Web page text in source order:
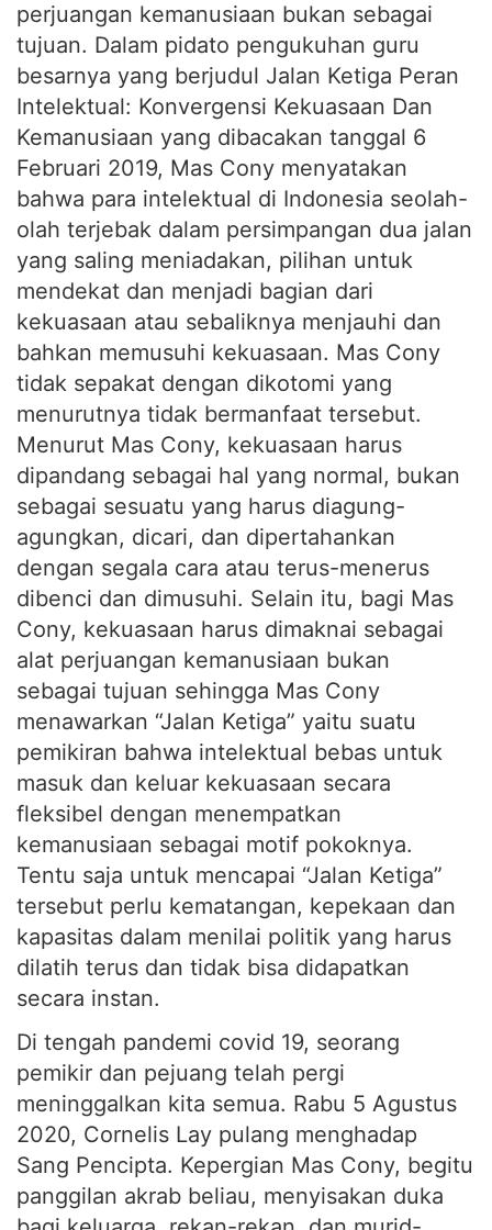
perjuangan kemanusiaan bukan sebagai
tujuan. Dalam pidato pengukuhan guru
besarnya yang berjudul Jalan Ketiga Peran
Intelektual: Konvergensi Kekuasaan Dan
Kemanusiaan yang dibacakan tanggal 6
Februari 2019, Mas Cony menyatakan
bahwa para intelektual di Indonesia seolah-
olah terjebak dalam persimpangan dua jalan
yang saling meniadakan, pilihan untuk
mendekat dan menjadi bagian dari
kekuasaan atau sebaliknya menjauhi dan
bahkan memusuhi kekuasaan. Mas Cony
tidak sepakat dengan dikotomi yang
menurutnya tidak bermanfaat tersebut.
Menurut Mas Cony, kekuasaan harus
dipandang sebagai hal yang normal, bukan
sebagai sesuatu yang harus diagung-
agungkan, dicari, dan dipertahankan
dengan segala cara atau terus-menerus
dibenci dan dimusuhi. Selain itu, bagi Mas
Cony, kekuasaan harus dimaknai sebagai
alat perjuangan kemanusiaan bukan
sebagai tujuan sehingga Mas Cony
menawarkan “Jalan Ketiga” yaitu suatu
pemikiran bahwa intelektual bebas untuk
masuk dan keluar kekuasaan secara
fleksibel dengan menempatkan
kemanusiaan sebagai motif pokoknya.
Tentu saja untuk mencapai “Jalan Ketiga”
tersebut perlu kematangan, kepekaan dan
kapasitas dalam menilai politik yang harus
dilatih terus dan tidak bisa didapatkan
secara instan.
Di tengah pandemi covid 19, seorang
pemikir dan pejuang telah pergi
meninggalkan kita semua. Rabu 5 Agustus
2020, Cornelis Lay pulang menghadap
Sang Pencipta. Kepergian Mas Cony, begitu
panggilan akrab beliau, menyisakan duka